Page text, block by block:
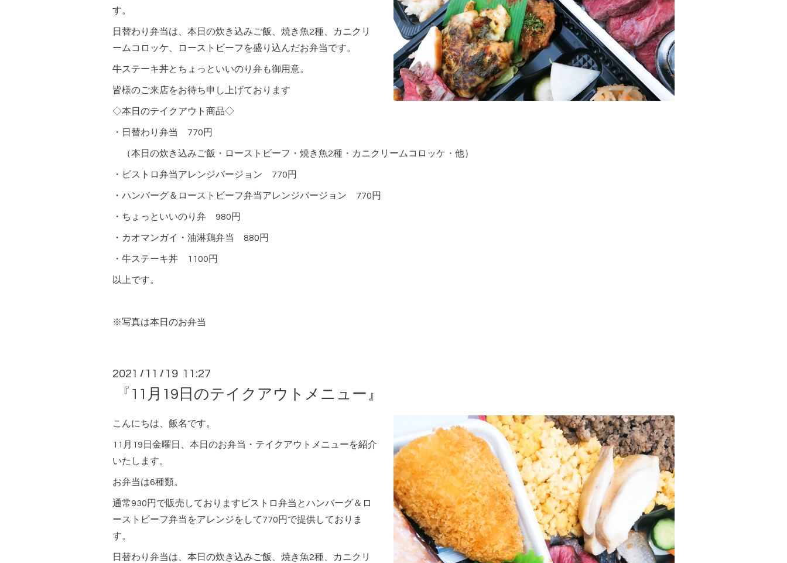
す。
日替わり弁当は、本日の炊き込みご飯、焼き魚2種、カニクリ
ームコロッケ、ローストビーフを盛り込んだお弁当です。
牛ステーキ丼とちょっといいのり弁も御用意。
皆様のご来店をお待ち申し上げております
◇本日のテイクアウト商品◇
・日替わり弁当 770円
（本日の炊き込みご飯・ローストビーフ・焼き魚2種・カニクリームコロッケ・他）
・ビストロ弁当アレンジバージョン 770円
・ハンバーグ＆ローストビーフ弁当アレンジバージョン 770円
・ちょっといいのり弁 980円
・カオマンガイ・油淋鶏弁当 880円
・牛ステーキ丼 1100円
以上です。
※写真は本日のお弁当
2021 / 11 / 19 11:27
『11月19日のテイクアウトメニュー』
こんにちは、飯名です。
11月19日金曜日、本日のお弁当・テイクアウトメニューを紹介
いたします。
お弁当は6種類。
通常930円で販売しておりますビストロ弁当とハンバーグ＆ロ
ーストビーフ弁当をアレンジをして770円で提供しておりま
す。
日替わり弁当は、本日の炊き込みご飯、焼き魚2種、カニクリ